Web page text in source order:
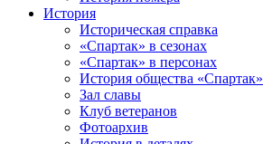
История
Историческая справка
«Спартак» в сезонах
«Спартак» в персонах
История общества «Спартак»
Зал славы
Клуб ветеранов
Фотоархив